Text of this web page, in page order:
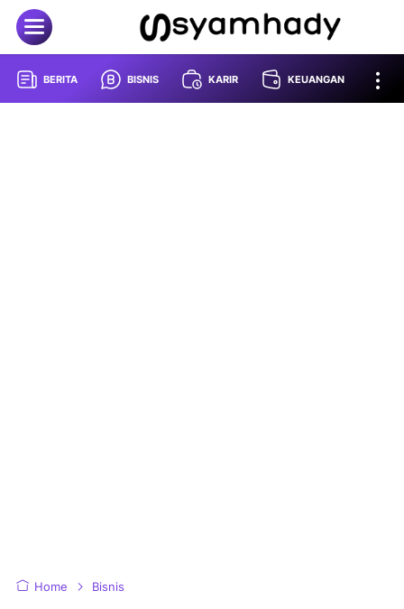
BERITA BISNIS KARIR KEUANGAN
Home Bisnis